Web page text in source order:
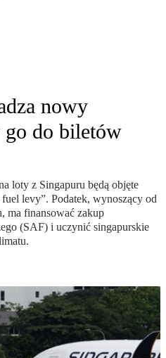
nowy
do biletów
loty z Singapuru będą objęte
levy”. Podatek, wynoszący od
ma finansować zakup
(SAF) i uczynić singapurskie